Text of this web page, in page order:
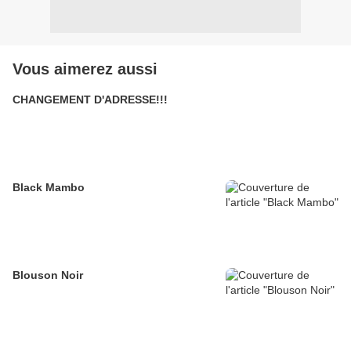
Vous aimerez aussi
CHANGEMENT D'ADRESSE!!!
Black Mambo
Blouson Noir